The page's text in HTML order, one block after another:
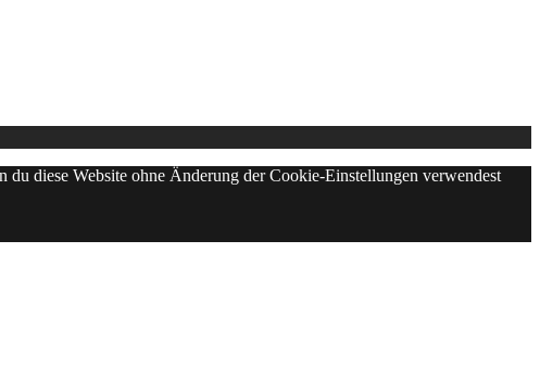
diese Website ohne Änderung der Cookie-Einstellungen verwendest